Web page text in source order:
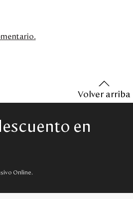
Volver arriba
en
Online.